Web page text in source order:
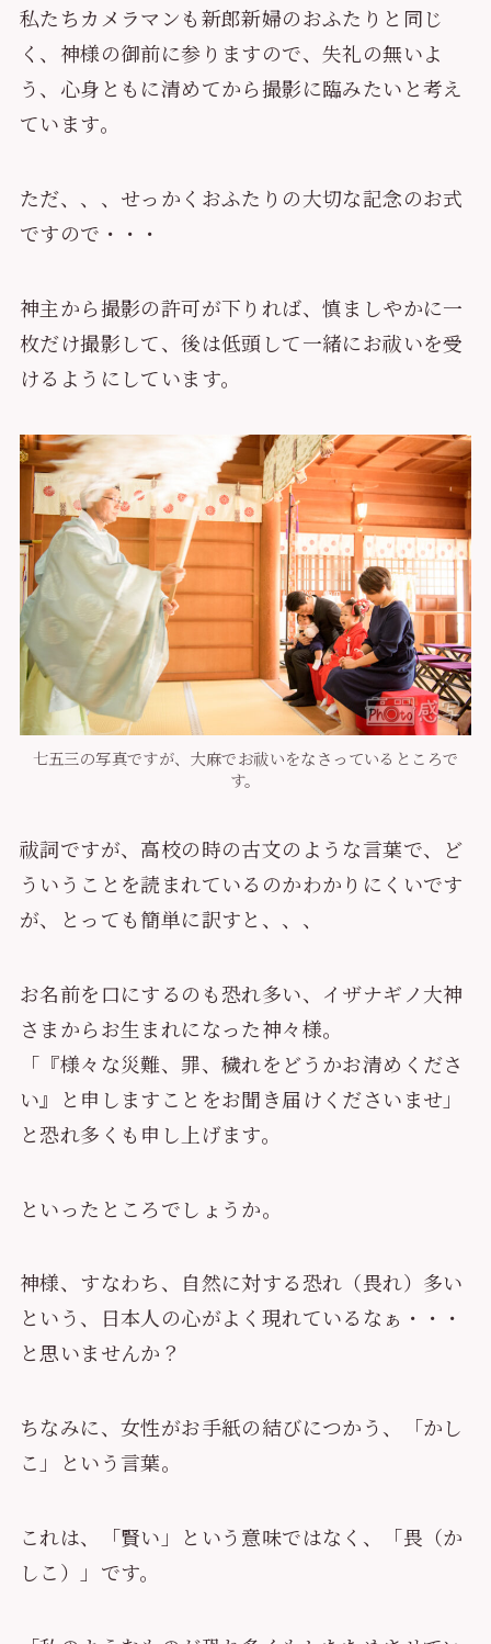
私たちカメラマンも新郎新婦のおふたりと同じ
く、神様の御前に参りますので、失礼の無いよ
う、心身ともに清めてから撮影に臨みたいと考え
ています。
ただ、、、せっかくおふたりの大切な記念のお式
ですので・・・
神主から撮影の許可が下りれば、慎ましやかに一
枚だけ撮影して、後は低頭して一緒にお祓いを受
けるようにしています。
七五三の写真ですが、大麻でお祓いをなさっているところで
す。
祓詞ですが、高校の時の古文のような言葉で、ど
ういうことを読まれているのかわかりにくいです
が、とっても簡単に訳すと、、、
お名前を口にするのも恐れ多い、イザナギノ大神
さまからお生まれになった神々様。
「『様々な災難、罪、穢れをどうかお清めくださ
い』と申しますことをお聞き届けくださいませ」
と恐れ多くも申し上げます。
といったところでしょうか。
神様、すなわち、自然に対する恐れ（畏れ）多い
という、日本人の心がよく現れているなぁ・・・
と思いませんか？
ちなみに、女性がお手紙の結びにつかう、「かし
こ」という言葉。
これは、「賢い」という意味ではなく、「畏（か
しこ）」です。